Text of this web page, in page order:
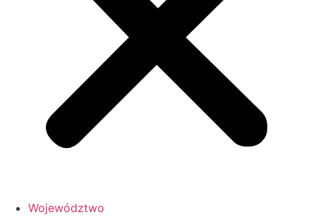
Województwo